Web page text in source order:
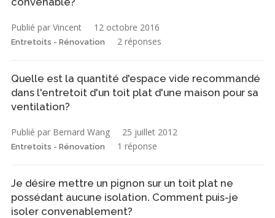
Publié par Vincent 12 octobre 2016
Entretoits - Rénovation 2 réponses
Quelle est la quantité d'espace vide recommandé
dans l'entretoit d'un toit plat d'une maison pour sa
ventilation?
Publié par Bernard Wang 25 juillet 2012
Entretoits - Rénovation 1 réponse
Je désire mettre un pignon sur un toit plat ne
possédant aucune isolation. Comment puis-je
isoler convenablement?